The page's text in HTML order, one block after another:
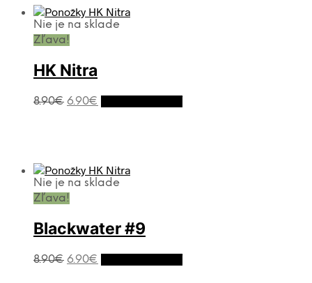
Nie je na sklade
Zľava!
HK Nitra
8.90€ 6.90€
Nie je na sklade
Zľava!
Blackwater #9
8.90€ 6.90€